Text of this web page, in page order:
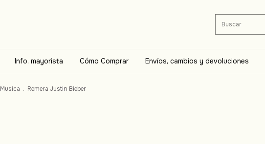
Info. mayorista Cómo Comprar Envíos, cambios y devoluciones
Musica . Remera Justin Bieber